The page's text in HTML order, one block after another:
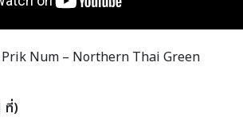
Num – Northern Thai Green
ที่)